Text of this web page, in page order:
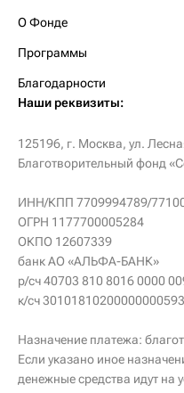
О Фонде
Программы
Благодарности
Наши реквизиты:
125196, г. Москва, ул.
Благотворительный фонд
ИНН/КПП 7709994789/
ОГРН 1177700005284
ОКПО 12607339
банк АО «АЛЬФА-БАНК»
р/сч 40703 810 8016 0000
к/сч
Назначение платежа:
Если указано иное
денежные средства идут на